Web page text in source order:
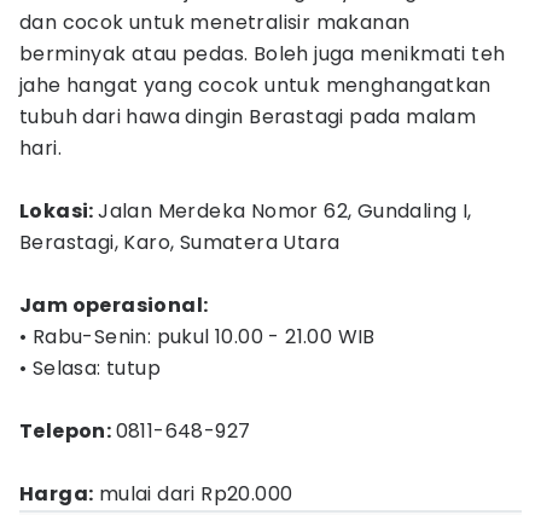
dan cocok untuk menetralisir makanan
berminyak atau pedas. Boleh juga menikmati teh
jahe hangat yang cocok untuk menghangatkan
tubuh dari hawa dingin Berastagi pada malam
hari.
Lokasi:Jalan Merdeka Nomor 62, Gundaling I,
Berastagi, Karo, Sumatera Utara
Jam operasional:
• Rabu-Senin: pukul 10.00 - 21.00 WIB
• Selasa: tutup
Telepon:0811-648-927
Harga: mulai dari Rp20.000